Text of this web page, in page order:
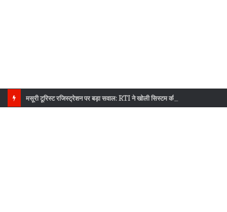
मसूरी टूरिस्ट रजिस्ट्रेशन पर बड़ा सवाल: RTI ने खोली सिस्टम की पोल!